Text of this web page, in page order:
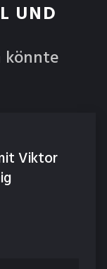
UND
könnte
Viktor